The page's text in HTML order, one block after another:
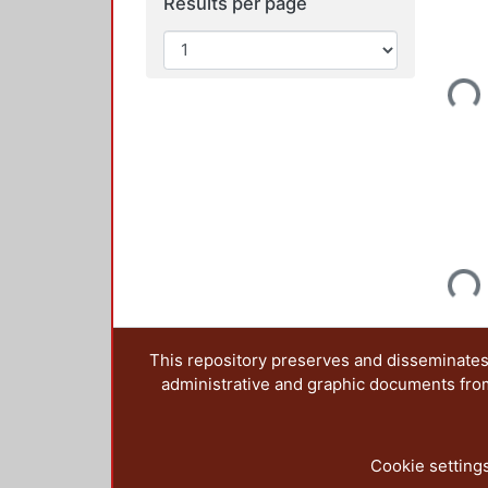
Loading...
Loading...
This repository preserves and
administrative and graphic documents
Cookie